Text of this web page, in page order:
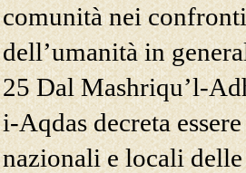
comunità neiconfronti
dell’umanità in
25 Dal Mashriqu’l-
i-Aqdas decreta
nazionali e locali